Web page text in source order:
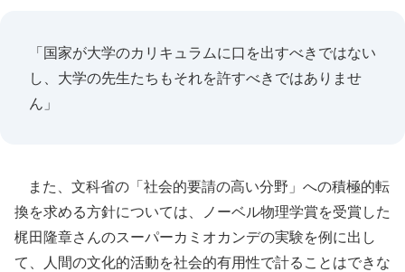
「国家が大学のカリキュラムに口を出すべきではない
し、大学の先生たちもそれを許すべきではありませ
ん」
また、文科省の「社会的要請の高い分野」への積極的転
換を求める方針については、ノーベル物理学賞を受賞した
梶田隆章さんのスーパーカミオカンデの実験を例に出し
て、人間の文化的活動を社会的有用性で計ることはできな